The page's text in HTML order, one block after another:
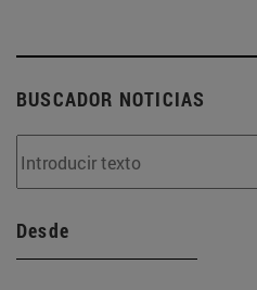
BUSCADOR NOTICIAS
Desde